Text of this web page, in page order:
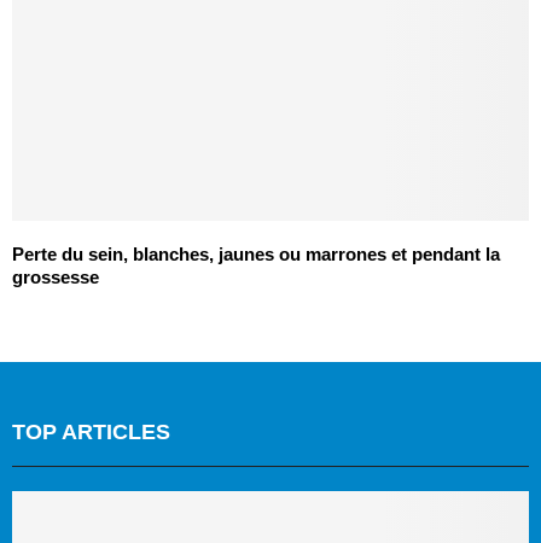
Perte du sein, blanches, jaunes ou marrones et pendant la
grossesse
TOP ARTICLES